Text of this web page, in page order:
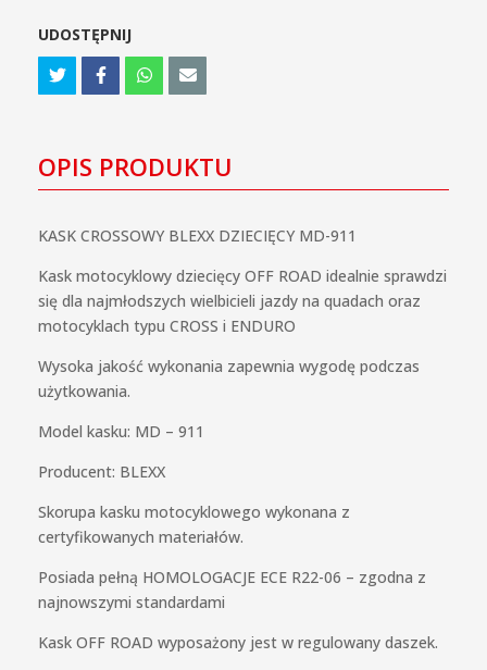
UDOSTĘPNIJ
OPIS PRODUKTU
KASK CROSSOWY BLEXX DZIECIĘCY MD-911
Kask motocyklowy dziecięcy OFF ROAD idealnie sprawdzi
się dla najmłodszych wielbicieli jazdy na quadach oraz
motocyklach typu CROSS i ENDURO
Wysoka jakość wykonania zapewnia wygodę podczas
użytkowania.
Model kasku: MD – 911
Producent: BLEXX
Skorupa kasku motocyklowego wykonana z
certyfikowanych materiałów.
Posiada pełną HOMOLOGACJE ECE R22-06 – zgodna z
najnowszymi standardami
Kask OFF ROAD wyposażony jest w regulowany daszek.